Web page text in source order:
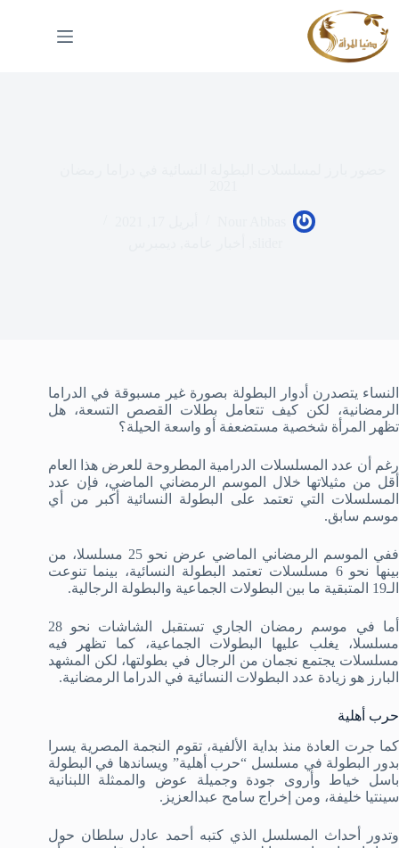
إلى
المحتوى
النساء يتصدرن أدوار البطولة بصورة غير مسبوقة في الدراما
الرمضانية، لكن كيف تتعامل بطلات القصص التسعة، هل
تظهر المرأة شخصية مستضعفة أو واسعة الحيلة؟
رغم أن عدد المسلسلات الدرامية المطروحة للعرض هذا العام
أقل من مثيلاتها خلال الموسم الرمضاني الماضي، فإن عدد
المسلسلات التي تعتمد على البطولة النسائية أكبر من أي
موسم سابق.
ففي الموسم الرمضاني الماضي عرض نحو 25 مسلسلا، من
بينها نحو 6 مسلسلات تعتمد البطولة النسائية، بينما تنوعت
الـ19 المتبقية ما بين البطولات الجماعية والبطولة الرجالية.
أما في موسم رمضان الجاري تستقبل الشاشات نحو 28
مسلسلا، يغلب عليها البطولات الجماعية، كما تظهر فيه
مسلسلات يجتمع نجمان من الرجال في بطولتها، لكن المشهد
البارز هو زيادة عدد البطولات النسائية في الدراما الرمضانية.
حرب أهلية
كما جرت العادة منذ بداية الألفية، تقوم النجمة المصرية يسرا
بدور البطولة في مسلسل “حرب أهلية” ويساندها في البطولة
باسل خياط وأروى جودة وجميلة عوض والممثلة اللبنانية
سينتيا خليفة، ومن إخراج سامح عبدالعزيز.
وتدور أحداث المسلسل الذي كتبه أحمد عادل سلطان حول